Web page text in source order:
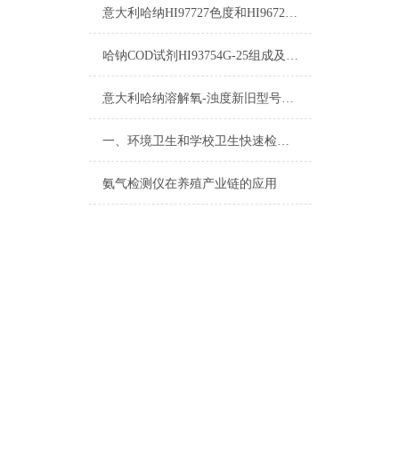
意大利哈纳HI97727色度和HI96727色度的区别
哈钠COD试剂HI93754G-25组成及测量范围
意大利哈纳溶解氧-浊度新旧型号对照表2015
一、环境卫生和学校卫生快速检测设备方案
氨气检测仪在养殖产业链的应用